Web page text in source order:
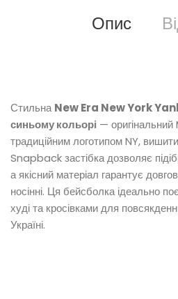
Опис
СтильнаNew Era New York
синьому кольорі — оригінальний
традиційним логотипом NY,
Snapback застібка дозволяє
а якісний матеріал гарантує
носінні. Ця бейсболка ідеально
худі та кросівками для
Україні.